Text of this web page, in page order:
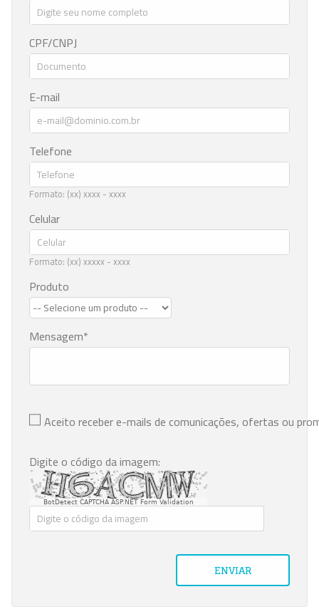
CPF/CNPJ
E-mail
Telefone
Formato: (xx) xxxx - xxxx
Celular
Formato: (xx) xxxxx - xxxx
Produto
Mensagem
Aceito receber e-mails de comunicações, ofertas ou
Digite o código da imagem:
BotDetect CAPTCHA ASP.NET Form Validation
ENVIAR